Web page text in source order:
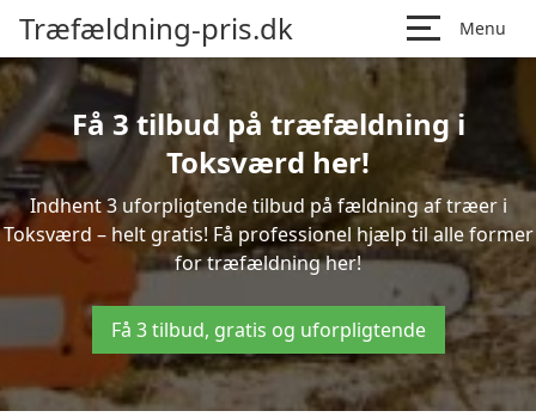
Træfældning-pris.dk Menu
Få 3 tilbud på træfældning i
Toksværd her!
Indhent 3 uforpligtende tilbud på fældning af træer i
Toksværd – helt gratis! Få professionel hjælp til alle former
for træfældning her!
Få 3 tilbud, gratis og uforpligtende